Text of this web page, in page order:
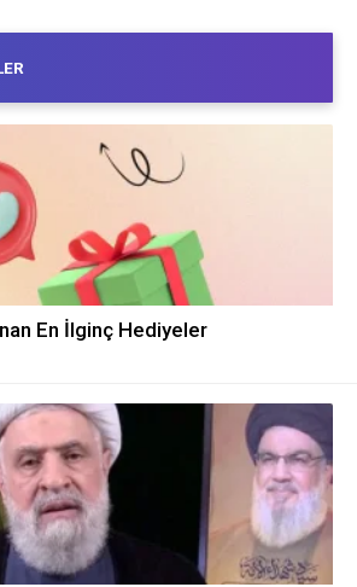
En İlginç Hediyeler